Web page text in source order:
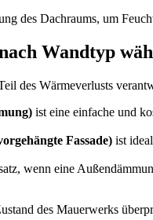
des Dachraums, um
Wandtyp
des Wärmeverlusts
ist eine einfache und
Fassade) ist
wenn eine
des Mauerwerks